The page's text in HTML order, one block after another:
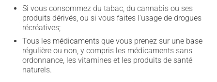
Si vous consommez du tabac, du cannabis ou ses
produits dérivés, ou si vous faites l'usage de drogues
récréatives;
Tous les médicaments que vous prenez sur une base
régulière ou non, y compris les médicaments sans
ordonnance, les vitamines et les produits de santé
naturels.